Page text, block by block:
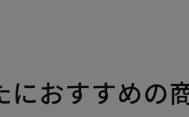
におすすめの